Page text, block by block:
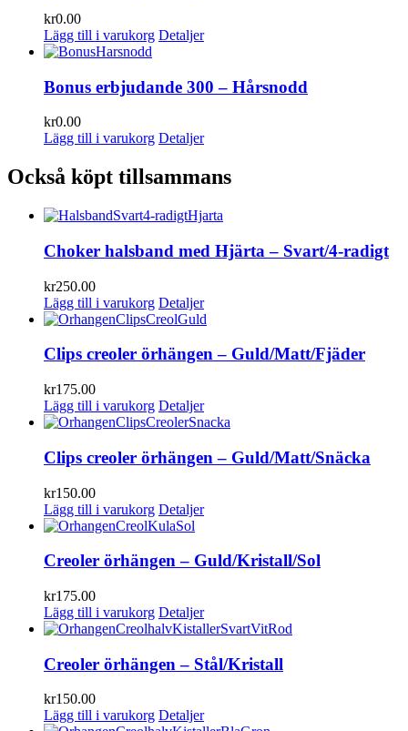
kr0.00
Lägg till i varukorg Detaljer
Bonus erbjudande 300 – Hårsnodd
kr0.00
Lägg till i varukorg Detaljer
Också köpt tillsammans
Choker halsband med Hjärta – Svart/4-radigt
kr250.00
Lägg till i varukorg Detaljer
Clips creoler örhängen – Guld/Matt/Fjäder
kr175.00
Lägg till i varukorg Detaljer
Clips creoler örhängen – Guld/Matt/Snäcka
kr150.00
Lägg till i varukorg Detaljer
Creoler örhängen – Guld/Kristall/Sol
kr175.00
Lägg till i varukorg Detaljer
Creoler örhängen – Stål/Kristall
kr150.00
Lägg till i varukorg Detaljer